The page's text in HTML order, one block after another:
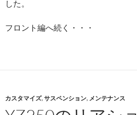
した。
フロント編へ続く・・・
カスタマイズ,サスペンション, メンテナンス